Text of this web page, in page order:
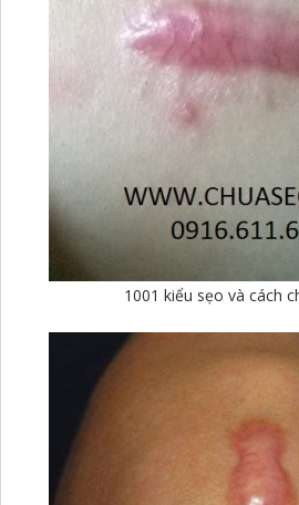
1001 kiểu sẹo và cách